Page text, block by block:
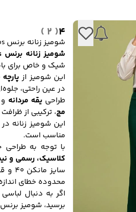
4
( 2 )
شومیز زنانه برنس Bornos مدل مهناز کد 02638
شومیز زنانه برنس Bornos مدل مهناز کد 02638
شیک و خاص برای
این شومیز از
در عین راحتی،
طراحی یقه مردانه
مچ، ترکیبی از
این شومیز زنانه در
مناسب است.
با توجه به
کلاسیک، رسمی و
محدوده خطای اندازه‌گیری بین ۱ تا ۲
اگر به دنبال
برسید، شومیز